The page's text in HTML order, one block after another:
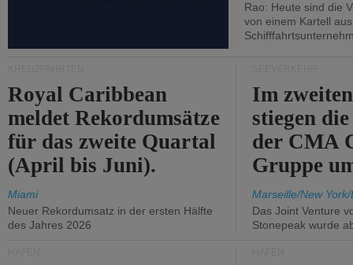
Rao: Heute sind die
von einem Kartell
Royal Caribbean
meldet Rekordumsätze
für das zweite Quartal
(April bis Juni).
Miami
Neuer Rekordumsatz in der ersten Hälfte
des Jahres 2026
Im
stiegen
der CMA
Gruppe
Marseille/New
Das Joint Venture
Stonepeak wurde